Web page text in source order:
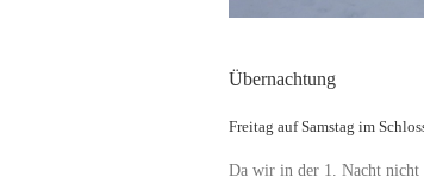
Übernachtung
Freitag auf Samstag im
Da wir in der 1. Nacht nicht